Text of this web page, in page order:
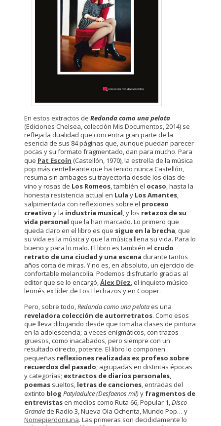
En estos extractos de Redonda como una pelota
(Ediciones Chelsea, colección Mis Documentos, 2014) se
refleja la dualidad que concentra gran parte de la
esencia de sus 84 páginas que, aunque puedan parecer
pocas y su formato fragmentado, dan para mucho. Para
que Pat Escoín (Castellón, 1970), la estrella de la música
pop más centelleante que ha tenido nunca Castellón,
resuma sin ambages su trayectoria desde los días de
vino y rosas de Los Romeos, también el ocaso, hasta la
honesta resistencia actual en Lula y Los Amantes,
salpimentada con reflexiones sobre el proceso
creativo y la industria musical, y los retazos de su
vida personal que la han marcado. Lo primero que
queda claro en el libro es que sigue en la brecha, que
su vida es la música y que la música llena su vida. Para lo
bueno y para lo malo. El libro es también el crudo
retrato de una ciudad y una escena durante tantos
años corta de miras. Y no es, en absoluto, un ejercicio de
confortable melancolía. Podemos disfrutarlo gracias al
editor que se lo encargó,Álex Díez, el inquieto músico
leonés ex líder de Los Flechazos y en Cooper.
Pero, sobre todo,Redonda como una pelota es una
reveladora colección de autorretratos. Como esos
que lleva dibujando desde que tomaba clases de pintura
en la adolescencia; a veces enigmáticos, con trazos
gruesos, como inacabados, pero siempre con un
resultado directo, potente. El libro lo componen
pequeñas reflexiones realizadas ex profeso sobre
recuerdos del pasado, agrupadas en distintas épocas
y categorías; extractos de diarios personales,
poemas sueltos, letras de canciones, entradas del
extinto blog Patyladulce (Desfaenos mil)y fragmentos de
entrevistas en medios como Ruta 66, Popular 1,Disco
Grande de Radio 3, Nueva Ola Ochenta, Mundo Pop… y
Nomepierdoniuna. Las primeras son decididamente lo